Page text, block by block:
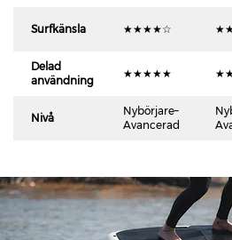
Surfkänsla ★★★★☆
Delad
användning
★★★★★
Nivå
Nybörjare–
Avancerad